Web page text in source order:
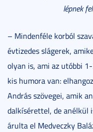
lépnek
– Mindenféle korból
évtizedes slágerek,
olyan is, ami az utóbbi
kis humora van:
András szövegei, amik
dalkísérettel, de anélkül
árulta el Medveczky